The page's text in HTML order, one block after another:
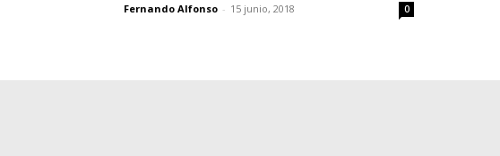
Fernando Alfonso - 15 junio, 2018 0